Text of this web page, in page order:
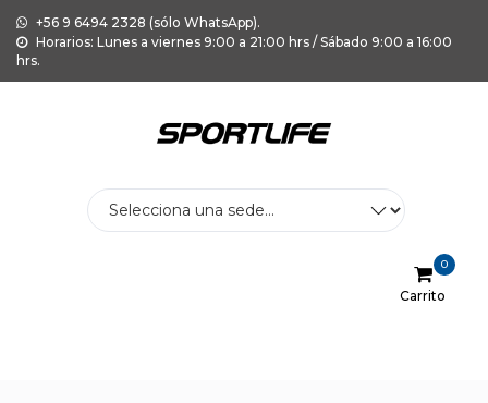
+56 9 6494 2328 (sólo WhatsApp).
Horarios: Lunes a viernes 9:00 a 21:00 hrs / Sábado 9:00 a 16:00
hrs.
Carrito
0